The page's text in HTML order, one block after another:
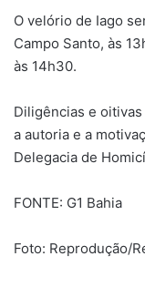
O velório de Iago
Campo Santo, às
às 14h30.
Diligências e
a autoria e a
Delegacia de
FONTE: G1 Bahia
Foto: Reprodução/